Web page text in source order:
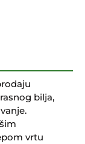
bilja,
vrtu